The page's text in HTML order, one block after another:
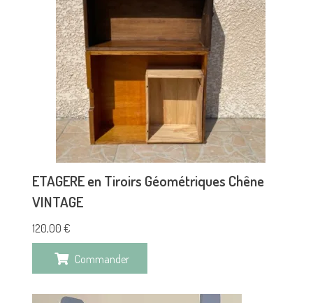
ETAGERE en Tiroirs Géométriques Chêne
VINTAGE
120,00 €
Commander